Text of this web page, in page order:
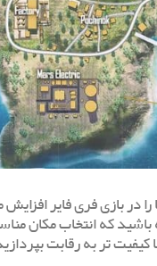
در بازی فری فایر
که انتخاب مکان
‌تر به رقابت